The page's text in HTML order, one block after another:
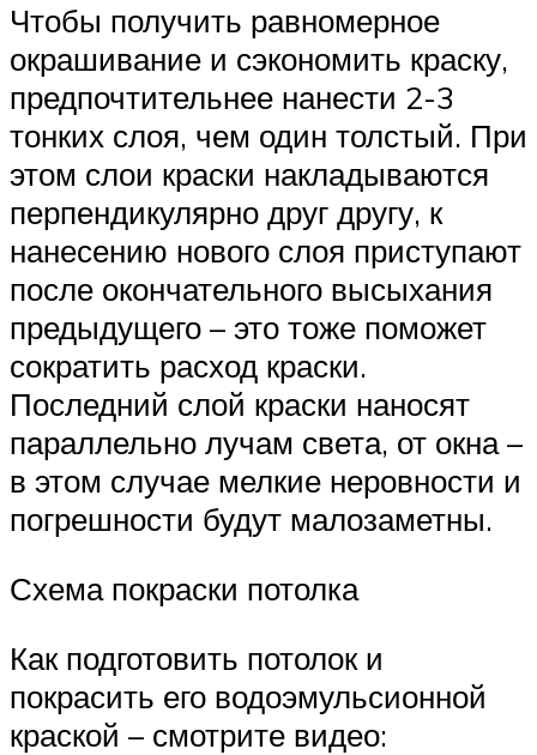
Чтобы получить равномерное
окрашивание и сэкономить краску,
предпочтительнее нанести 2-3
тонких слоя, чем один толстый. При
этом слои краски накладываются
перпендикулярно друг другу, к
нанесению нового слоя приступают
после окончательного высыхания
предыдущего – это тоже поможет
сократить расход краски.
Последний слой краски наносят
параллельно лучам света, от окна –
в этом случае мелкие неровности и
погрешности будут малозаметны.
Схема покраски потолка
Как подготовить потолок и
покрасить его водоэмульсионной
краской – смотрите видео: